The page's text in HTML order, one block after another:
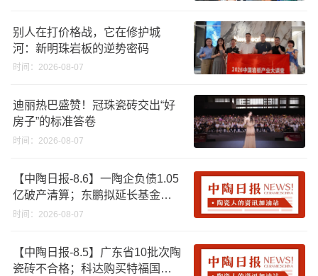
别人在打价格战，它在修护城
河：新明珠岩板的逆势密码
时间：2026-08-07
迪丽热巴盛赞！冠珠瓷砖交出“好
房子”的标准答卷
时间：2026-08-07
【中陶日报-8.6】一陶企负债1.05
亿破产清算；东鹏拟延长基金投
资期限；工信部开展建陶行业能
时间：2026-08-07
【中陶日报-8.5】广东省10批次陶
瓷砖不合格；科达购买特福国际